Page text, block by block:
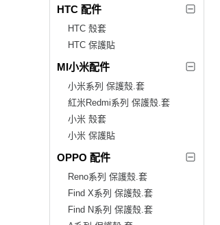
HTC 配件
HTC 殼套
HTC 保護貼
MI小米配件
小米系列 保護殼.套
紅米Redmi系列 保護殼.套
小米 殼套
小米 保護貼
OPPO 配件
Reno系列 保護殼.套
Find X系列 保護殼.套
Find N系列 保護殼.套